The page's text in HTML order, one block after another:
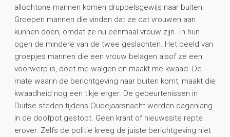
allochtone mannen komen druppelsgewijs naar buiten.
Groepen mannen die vinden dat ze dat vrouwen aan
kunnen doen, omdat ze nu eenmaal vrouw zijn. In hun
ogen de mindere van de twee geslachten. Het beeld van
groepjes mannen die een vrouw belagen alsof ze een
voorwerp is, doet me walgen en maakt me kwaad. De
mate waarin de berichtgeving naar buiten komt, maakt die
kwaadheid nog een tikje erger. De gebeurtenissen in
Duitse steden tijdens Oudejaarsnacht werden dagenlang
in de doofpot gestopt. Geen krant of nieuwssite repte
erover. Zelfs de politie kreeg de juiste berichtgeving niet